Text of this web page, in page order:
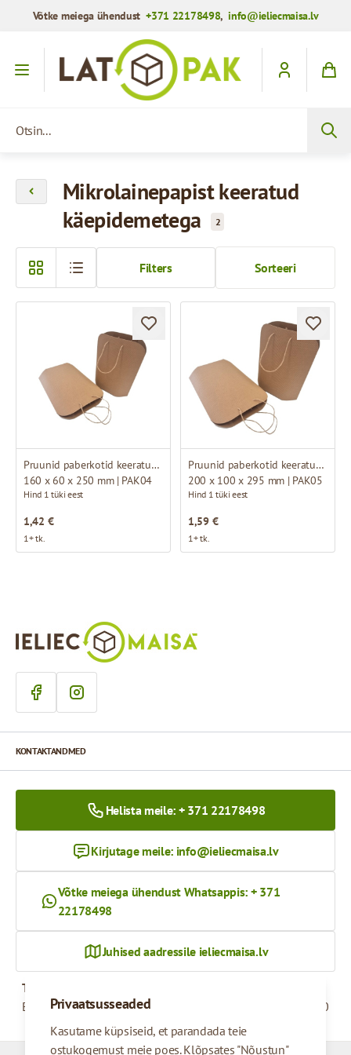
Võtke meiega ühendust+371 22178498,info@ieliecmaisa.lv
Mikrolainepapist keeratud
käepidemetega
2
Sorteeri
Filters
Pruunid paberkotid keeratud käepidemetega
160 x 60 x 250 mm | PAK04
Hind 1 tüki eest
1,42 €
1+ tk.
Pruunid paberkotid keeratud käepidemetega
200 x 100 x 295 mm | PAK05
Hind 1 tüki eest
1,59 €
1+ tk.
Privaatsusseaded
Kasutame küpsiseid, et parandada teie
ostukogemust meie poes. Klõpsates "Nõustun"
KONTAKTANDMED
Helista meile: + 371 22178498
Kirjutage meile: info@ieliecmaisa.lv
Võtke meiega ühendust Whatsappis: + 371
22178498
Juhised aadressile ieliecmaisa.lv
Tööaeg
Esmaspäevast reedeni
09:00 - 17:00